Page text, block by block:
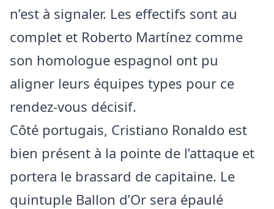
n’est à signaler. Les effectifs sont au
complet et Roberto Martínez comme
son homologue espagnol ont pu
aligner leurs équipes types pour ce
rendez-vous décisif.
Côté portugais, Cristiano Ronaldo est
bien présent à la pointe de l’attaque et
portera le brassard de capitaine. Le
quintuple Ballon d’Or sera épaulé